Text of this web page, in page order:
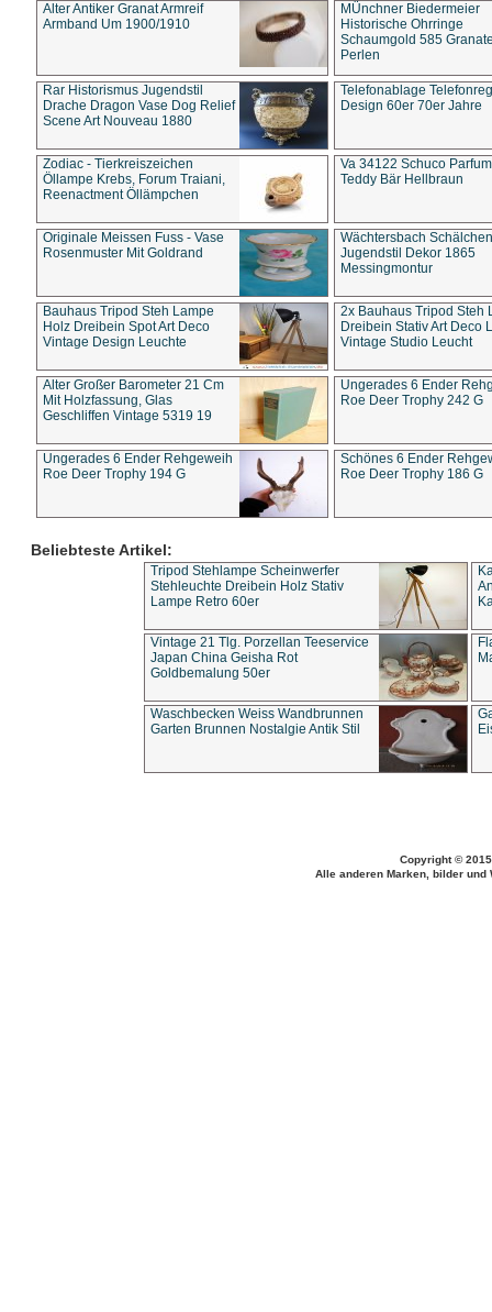
Alter Antiker Granat Armreif
Armband Um 1900/1910
MÜnchner Biedermeier
Historische Ohrringe
Schaumgold 585
Perlen
Rar Historismus Jugendstil
Drache Dragon Vase Dog Relief
Scene Art Nouveau 1880
Telefonablage
Design 60er 70er Jahre
Zodiac - Tierkreiszeichen
Öllampe Krebs, Forum Traiani,
Reenactment Öllämpchen
Va 34122 Schuco
Teddy Bär Hellbraun
Originale Meissen Fuss - Vase
Rosenmuster Mit Goldrand
Wächtersbach Schälchen
Jugendstil Dekor 1865
Messingmontur
Bauhaus Tripod Steh Lampe
Holz Dreibein Spot Art Deco
Vintage Design Leuchte
2x Bauhaus Tripod Steh
Dreibein Stativ Art Deco
Vintage Studio Leucht
Alter Großer Barometer 21 Cm
Mit Holzfassung, Glas
Geschliffen Vintage 5319 19
Ungerades 6 Ender
Roe Deer Trophy 242 G
Ungerades 6 Ender Rehgeweih
Roe Deer Trophy 194 G
Schönes 6 Ender
Roe Deer Trophy 186 G
Beliebteste Artikel:
Tripod Stehlampe Scheinwerfer
Stehleuchte Dreibein Holz Stativ
Lampe Retro 60er
Vintage 21 Tlg. Porzellan Teeservice
Japan China Geisha Rot
Goldbemalung 50er
Waschbecken Weiss Wandbrunnen
Garten Brunnen Nostalgie Antik Stil
Copyright ©
Alle anderen Marken, bilder und